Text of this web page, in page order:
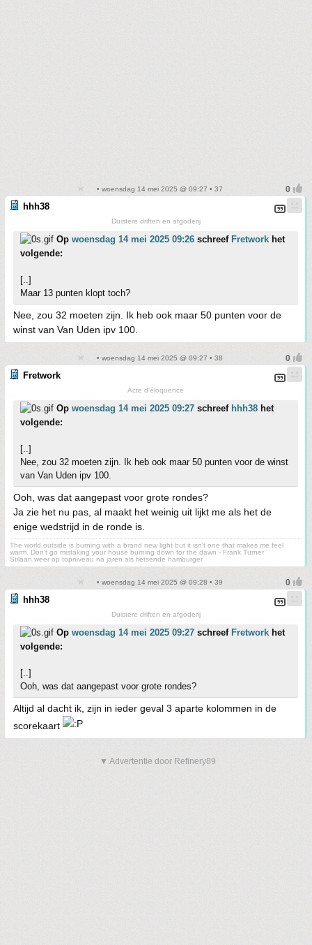
• woensdag 14 mei 2025 @ 09:27 • 37
hhh38
Duistere driften en afgoderij
Op woensdag 14 mei 2025 09:26 schreef Fretwork het
volgende:
[..]
Maar 13 punten klopt toch?
Nee, zou 32 moeten zijn. Ik heb ook maar 50 punten voor de
winst van Van Uden ipv 100.
• woensdag 14 mei 2025 @ 09:27 • 38
Fretwork
Acte d'éloquence
Op woensdag 14 mei 2025 09:27 schreef hhh38 het
volgende:
[..]
Nee, zou 32 moeten zijn. Ik heb ook maar 50 punten voor de winst
van Van Uden ipv 100.
Ooh, was dat aangepast voor grote rondes?
Ja zie het nu pas, al maakt het weinig uit lijkt me als het de
enige wedstrijd in de ronde is.
The world outside is burning with a brand new light but it isn't one that makes me feel
warm. Don't go mistaking your house burning down for the dawn - Frank Turner
Stilaan weer op topniveau na jaren als fietsende hamburger
• woensdag 14 mei 2025 @ 09:28 • 39
hhh38
Duistere driften en afgoderij
Op woensdag 14 mei 2025 09:27 schreef Fretwork het
volgende:
[..]
Ooh, was dat aangepast voor grote rondes?
Altijd al dacht ik, zijn in ieder geval 3 aparte kolommen in de
scorekaart
▼ Advertentie door Refinery89